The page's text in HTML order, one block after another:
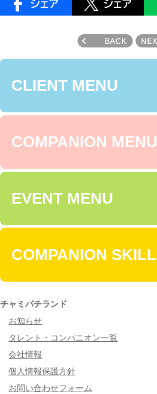
CLIENT MENU
COMPANION MENU
EVENT MENU
COMPANION SKILL
チャミパチランド
お知らせ
タレント・コンパニオン一覧
会社情報
個人情報保護方針
お問い合わせフォーム